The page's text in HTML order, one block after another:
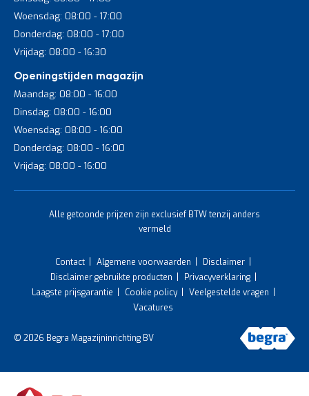
Woensdag: 08:00 - 17:00
Donderdag: 08:00 - 17:00
Vrijdag: 08:00 - 16:30
Openingstijden magazijn
Maandag: 08:00 - 16:00
Dinsdag: 08:00 - 16:00
Woensdag: 08:00 - 16:00
Donderdag: 08:00 - 16:00
Vrijdag: 08:00 - 16:00
Alle getoonde prijzen zijn exclusief BTW tenzij anders
vermeld
Contact Algemene voorwaarden
Disclaimer
Disclaimer gebruikte producten
Privacyverklaring
Laagste prijsgarantie
Cookie policy
Veelgestelde vragen
Vacatures
© 2026 Begra Magazijninrichting BV